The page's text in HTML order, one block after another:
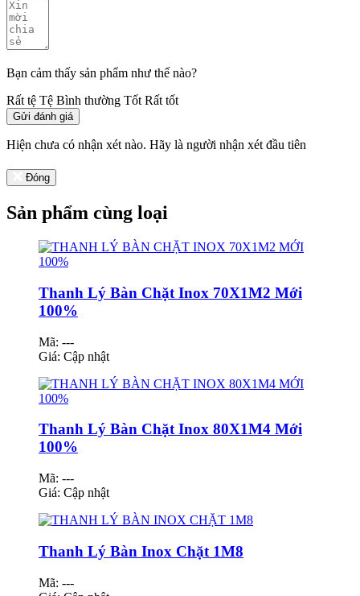
Bạn cảm thấy sản phẩm như thế nào?
Rất tệ Tệ Bình thường Tốt Rất tốt
Gửi đánh giá
Hiện chưa có nhận xét nào. Hãy là người nhận xét đầu tiên
Đóng
Sản phẩm cùng loại
Thanh Lý Bàn Chặt Inox 70X1M2 Mới
100%
Mã: ---
Giá: Cập nhật
Thanh Lý Bàn Chặt Inox 80X1M4 Mới
100%
Mã: ---
Giá: Cập nhật
Thanh Lý Bàn Inox Chặt 1M8
Mã: ---